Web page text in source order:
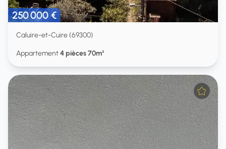
250 000 €
Caluire-et-Cuire (69300)
Appartement4 pièces 70m²